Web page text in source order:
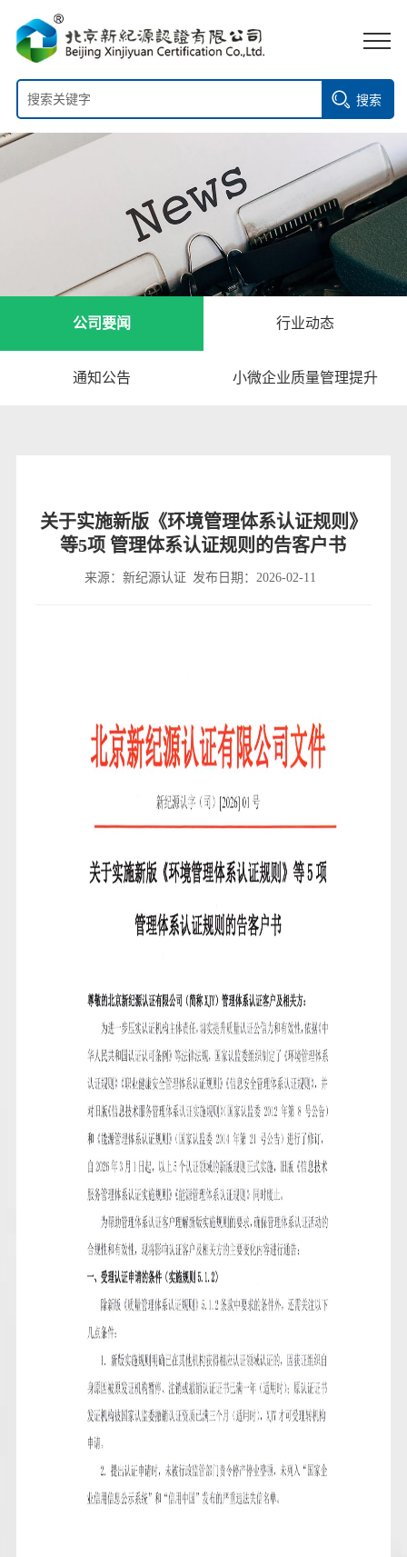
搜索
公司要闻 行业动态
通知公告 小微企业质量管理提升
关于实施新版《环境管理体系认证规则》
等5项 管理体系认证规则的告客户书
来源：新纪源认证 发布日期：2026-02-11